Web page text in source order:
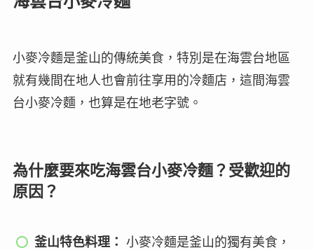
小麥冷麵是釜山的傳統美食，特別是在海雲台地區
就有幾間在地人也會前往享用的冷麵店，這間海雲
台小麥冷麵，也算是在地老字號。
為什麼要來吃海雲台小麥冷麵？受歡迎的
原因？
釜山特色料理： 小麥冷麵是釜山的獨有美食，